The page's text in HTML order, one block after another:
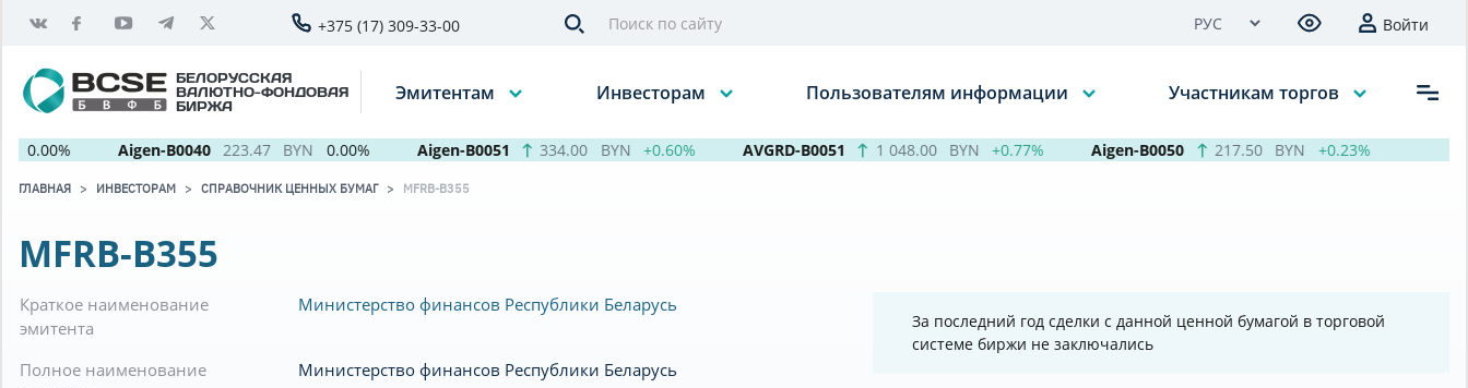
+375 (17) 309-33-00 Войти
БЕЛОРУССКАЯ
ВАЛЮТНО-ФОНДОВАЯ
БИРЖА
Эмитентам Инвесторам Пользователям информации Участникам торгов
0.00% Aigen-B0040 223.47 BYN 0.00% Aigen-B0051 334.00 BYN +0.60% AVGRD-B0051 1 048.00 BYN +0.77% Aigen-B0050 217.50 BYN +0.23%
ГЛАВНАЯ ИНВЕСТОРАМ СПРАВОЧНИК ЦЕННЫХ БУМАГ MFRB-B355
MFRB-B355
Краткое наименование
эмитента
Министерство финансов Республики Беларусь
Полное наименование
Министерство финансов Республики Беларусь
За последний год сделки с данной ценной бумагой в торговой
системе биржи не заключались